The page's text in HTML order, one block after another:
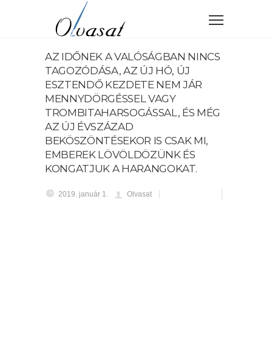
AZ IDŐNEK A VALÓSÁGBAN NINCS
TAGOZÓDÁSA, AZ ÚJ HÓ, ÚJ
ESZTENDŐ KEZDETE NEM JÁR
MENNYDÖRGÉSSEL VAGY
TROMBITAHARSOGÁSSAL, ÉS MÉG
AZ ÚJ ÉVSZÁZAD
BEKÖSZÖNTÉSEKOR IS CSAK MI,
EMBEREK LÖVÖLDÖZÜNK ÉS
KONGATJUK A HARANGOKAT.
2019. január 1. Olvasat